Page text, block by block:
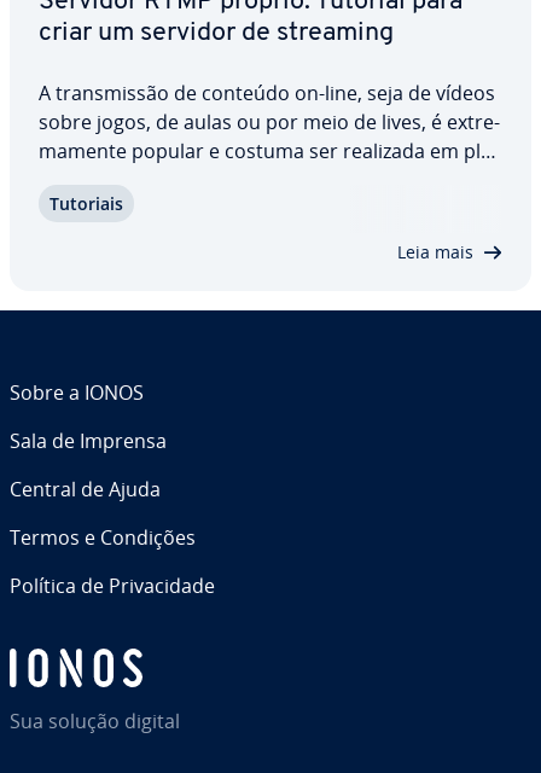
criar um servidor de streaming
A trans­mis­são de conteúdo on-line, seja de vídeos
sobre jogos, de aulas ou por meio de lives, é ex­tre­
ma­mente popular e costuma ser realizada em pla­
fazer isso: com seu próprio servidor RTMP, você
Tutoriais
Leia mais
Sua solução digital
Sobre a IONOS
Sala de Imprensa
Central de Ajuda
Termos e Condições
Política de Pri­va­ci­dade